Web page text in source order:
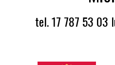
tel. 17 787 53 03